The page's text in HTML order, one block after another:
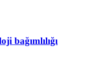
bağımlılığı